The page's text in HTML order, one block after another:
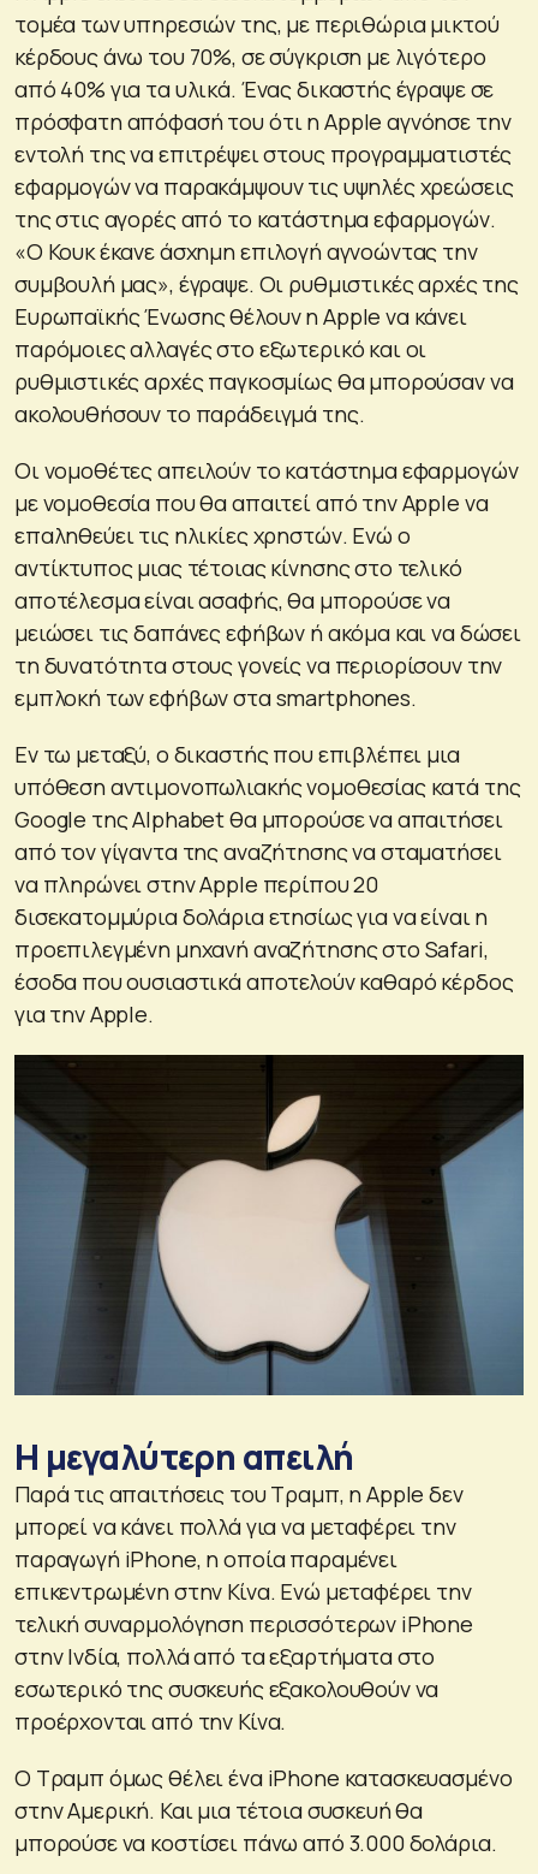
τομέα των υπηρεσιών της, με περιθώρια μικτού
κέρδους άνω του 70%, σε σύγκριση με λιγότερο
από 40% για τα υλικά. Ένας δικαστής έγραψε σε
πρόσφατη απόφασή του ότι η Apple αγνόησε την
εντολή της να επιτρέψει στους προγραμματιστές
εφαρμογών να παρακάμψουν τις υψηλές χρεώσεις
της στις αγορές από το κατάστημα εφαρμογών.
«Ο Κουκ έκανε άσχημη επιλογή αγνοώντας την
συμβουλή μας», έγραψε. Οι ρυθμιστικές αρχές της
Ευρωπαϊκής Ένωσης θέλουν η Apple να κάνει
παρόμοιες αλλαγές στο εξωτερικό και οι
ρυθμιστικές αρχές παγκοσμίως θα μπορούσαν να
ακολουθήσουν το παράδειγμά της.
Οι νομοθέτες απειλούν το κατάστημα εφαρμογών
με νομοθεσία που θα απαιτεί από την Apple να
επαληθεύει τις ηλικίες χρηστών. Ενώ ο
αντίκτυπος μιας τέτοιας κίνησης στο τελικό
αποτέλεσμα είναι ασαφής, θα μπορούσε να
μειώσει τις δαπάνες εφήβων ή ακόμα και να δώσει
τη δυνατότητα στους γονείς να περιορίσουν την
εμπλοκή των εφήβων στα smartphones.
Εν τω μεταξύ, ο δικαστής που επιβλέπει μια
υπόθεση αντιμονοπωλιακής νομοθεσίας κατά της
Google της Alphabet θα μπορούσε να απαιτήσει
από τον γίγαντα της αναζήτησης να σταματήσει
να πληρώνει στην Apple περίπου 20
δισεκατομμύρια δολάρια ετησίως για να είναι η
προεπιλεγμένη μηχανή αναζήτησης στο Safari,
έσοδα που ουσιαστικά αποτελούν καθαρό κέρδος
για την Apple.
Η μεγαλύτερη απειλή
Παρά τις απαιτήσεις του Τραμπ, η Apple δεν
μπορεί να κάνει πολλά για να μεταφέρει την
παραγωγή iPhone, η οποία παραμένει
επικεντρωμένη στην Κίνα. Ενώ μεταφέρει την
τελική συναρμολόγηση περισσότερων iPhone
στην Ινδία, πολλά από τα εξαρτήματα στο
εσωτερικό της συσκευής εξακολουθούν να
προέρχονται από την Κίνα.
Ο Τραμπ όμως θέλει ένα iPhone κατασκευασμένο
στην Αμερική. Και μια τέτοια συσκευή θα
μπορούσε να κοστίσει πάνω από 3.000 δολάρια.